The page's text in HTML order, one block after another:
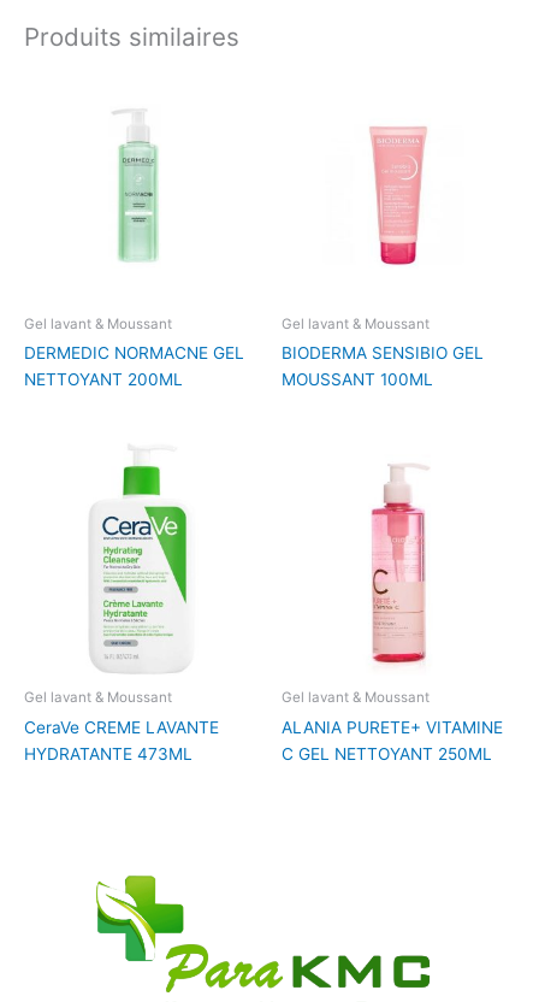
Produits similaires
Gel lavant & Moussant
DERMEDIC NORMACNE GEL
NETTOYANT 200ML
Gel lavant & Moussant
BIODERMA SENSIBIO GEL
MOUSSANT 100ML
Gel lavant & Moussant
CeraVe CREME LAVANTE
HYDRATANTE 473ML
Gel lavant & Moussant
ALANIA PURETE+ VITAMINE
C GEL NETTOYANT 250ML